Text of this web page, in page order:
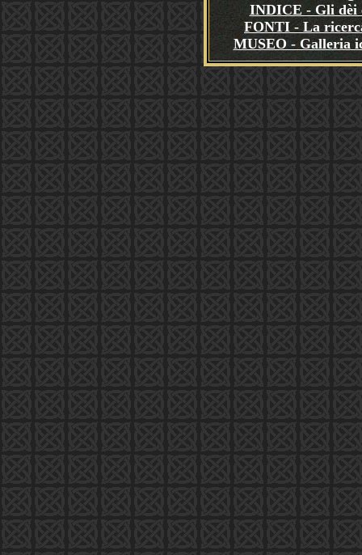
INDICE - Gli dèi
FONTI - La
MUSEO - Galleria